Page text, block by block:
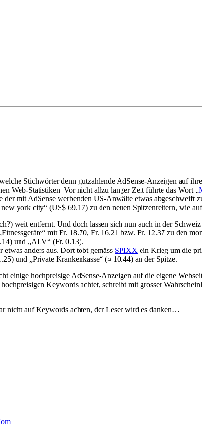
Stichwörter denn gutzahlende AdSense-Anzeigen auf
Web-Statistiken. Vor nicht allzu langer Zeit führte das Wort „
der mit AdSense werbenden US-Anwälte etwas
york city“ (US$ 69.17) zu den neuen Spitzenreitern, wie
weit entfernt. Und doch lassen sich nun auch in der
mit Fr. 18.70, Fr. 16.21 bzw. Fr. 12.37 zu den
und „ALV“ (Fr. 0.13).
anders aus. Dort tobt gemäss SPIXX ein Krieg um die
und „Private Krankenkasse“ (¤ 10.44) an der Spitze.
einige hochpreisige AdSense-Anzeigen auf die eigene
Keywords achtet, schreibt mit grosser
nicht auf Keywords achten, der Leser wird es danken…